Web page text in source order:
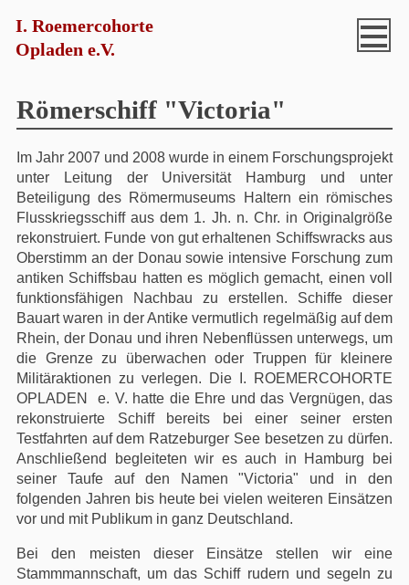
I. Roemercohorte
Opladen e.V.
Römerschiff "Victoria"
Im Jahr 2007 und 2008 wurde in einem Forschungsprojekt
unter Leitung der Universität Hamburg und unter
Beteiligung des Römermuseums Haltern ein römisches
Flusskriegsschiff aus dem 1. Jh. n. Chr. in Originalgröße
rekonstruiert. Funde von gut erhaltenen Schiffswracks aus
Oberstimm an der Donau sowie intensive Forschung zum
antiken Schiffsbau hatten es möglich gemacht, einen voll
funktionsfähigen Nachbau zu erstellen. Schiffe dieser
Bauart waren in der Antike vermutlich regelmäßig auf dem
Rhein, der Donau und ihren Nebenflüssen unterwegs, um
die Grenze zu überwachen oder Truppen für kleinere
Militäraktionen zu verlegen. Die I. ROEMERCOHORTE
OPLADEN e. V. hatte die Ehre und das Vergnügen, das
rekonstruierte Schiff bereits bei einer seiner ersten
Testfahrten auf dem Ratzeburger See besetzen zu dürfen.
Anschließend begleiteten wir es auch in Hamburg bei
seiner Taufe auf den Namen "Victoria" und in den
folgenden Jahren bis heute bei vielen weiteren Einsätzen
vor und mit Publikum in ganz Deutschland.
Bei den meisten dieser Einsätze stellen wir eine
Stammmannschaft, um das Schiff rudern und segeln zu